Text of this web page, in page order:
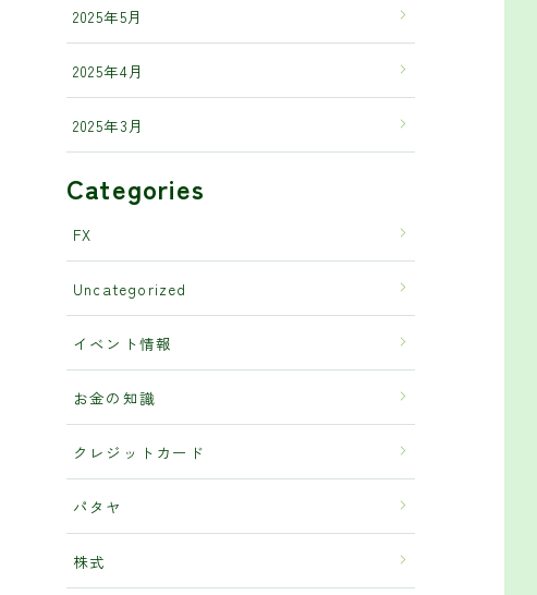
2025年5月
2025年4月
2025年3月
Categories
FX
Uncategorized
イベント情報
お金の知識
クレジットカード
パタヤ
株式